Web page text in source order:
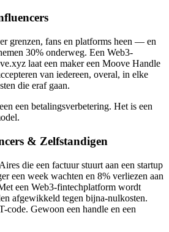
grenzen, fans en platforms heen — en
30% onderweg. Een Web3-
laat een maker een Moove Handle
van iedereen, overal, in elke
die eraf gaan.
een betalingsverbetering. Het is een
& Zelfstandigen
die een factuur stuurt aan een startup
een week wachten en 8% verliezen aan
een Web3-fintechplatform wordt
afgewikkeld tegen bijna-nulkosten.
Gewoon een handle en een